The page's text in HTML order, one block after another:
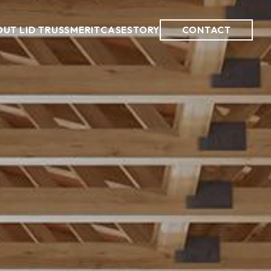
LID TRUSSMERITCASESTORY CONTACT